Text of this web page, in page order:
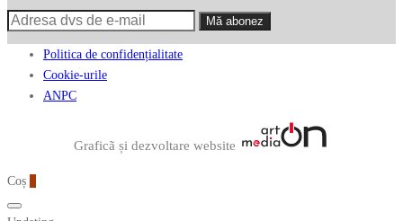
Politica de confidențialitate
Cookie-urile
ANPC
Graficã și dezvoltare website
Coș